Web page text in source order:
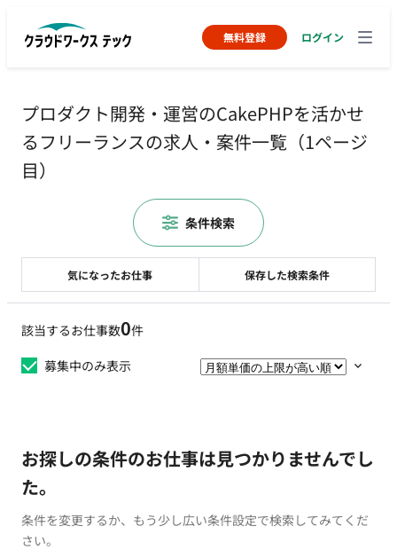
無料登録 ログイン
プロダクト開発・運営のCakePHPを活かせ
るフリーランスの求人・案件一覧（1ページ
目）
該当するお仕事数0件
募集中のみ表示
お探しの条件のお仕事は見つかりませんでし
た。
条件を変更するか、もう少し広い条件設定で検索してみてくだ
さい。
気になったお仕事 保存した検索条件
条件検索